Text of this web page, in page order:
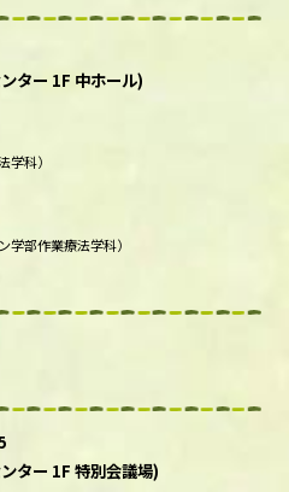
ター 1F 中ホール)
学科）
学部作業療法学科）
ター 1F 特別会議場)